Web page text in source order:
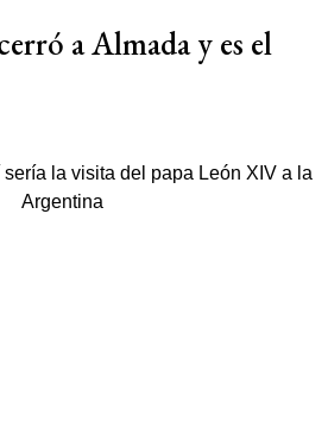
a Almada y es el